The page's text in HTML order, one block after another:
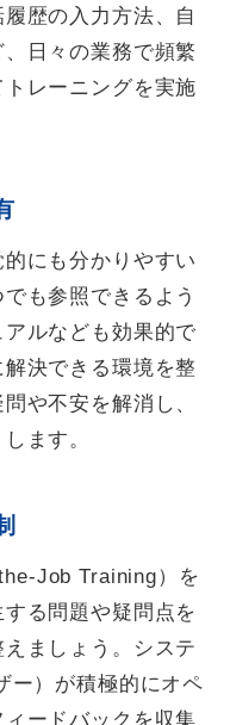
歴の入力方法、自
日々の業務で頻繁
レーニングを実施
にも分かりやすい
も参照できるよう
ルなども効果的で
決できる環境を整
や不安を解消し、
ます。
Job Training）を
る問題や疑問点を
ましょう。システ
ー）が積極的にオペ
ードバックを収集